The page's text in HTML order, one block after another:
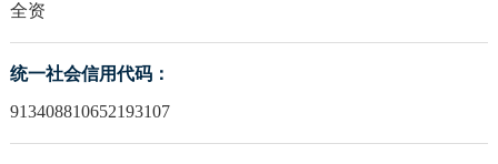
全资
统一社会信用代码：
913408810652193107